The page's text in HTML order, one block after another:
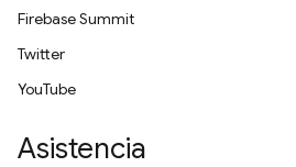
Firebase Summit
Twitter
YouTube
Asistencia